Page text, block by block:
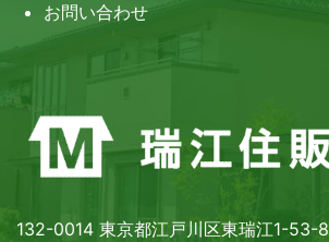
お問い合わせ
132-0014 東京都江戸川区東瑞江1-53-8